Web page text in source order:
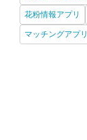
花粉情報アプリ
マッチングアプリ